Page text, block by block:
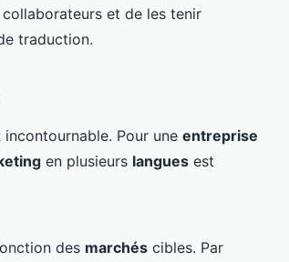
et de les tenir
traduction.
incontournable. Pour une entreprise
en plusieurs langues est
des marchés cibles. Par